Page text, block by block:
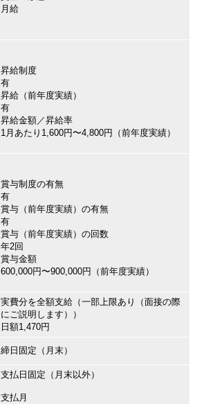
月給
昇給制度
有
昇給（前年度実績）
有
昇給金額／昇給率
1月あたり1,600円〜4,800円（前年度実績）
賞与制度の有無
有
賞与（前年度実績）の有無
有
賞与（前年度実績）の回数
年2回
賞与金額
600,000円〜900,000円（前年度実績）
実費分を全額支給（一部上限あり（面接の際
にご説明します））
日額1,470円
締日固定（月末）
支払日固定（月末以外）
支払月